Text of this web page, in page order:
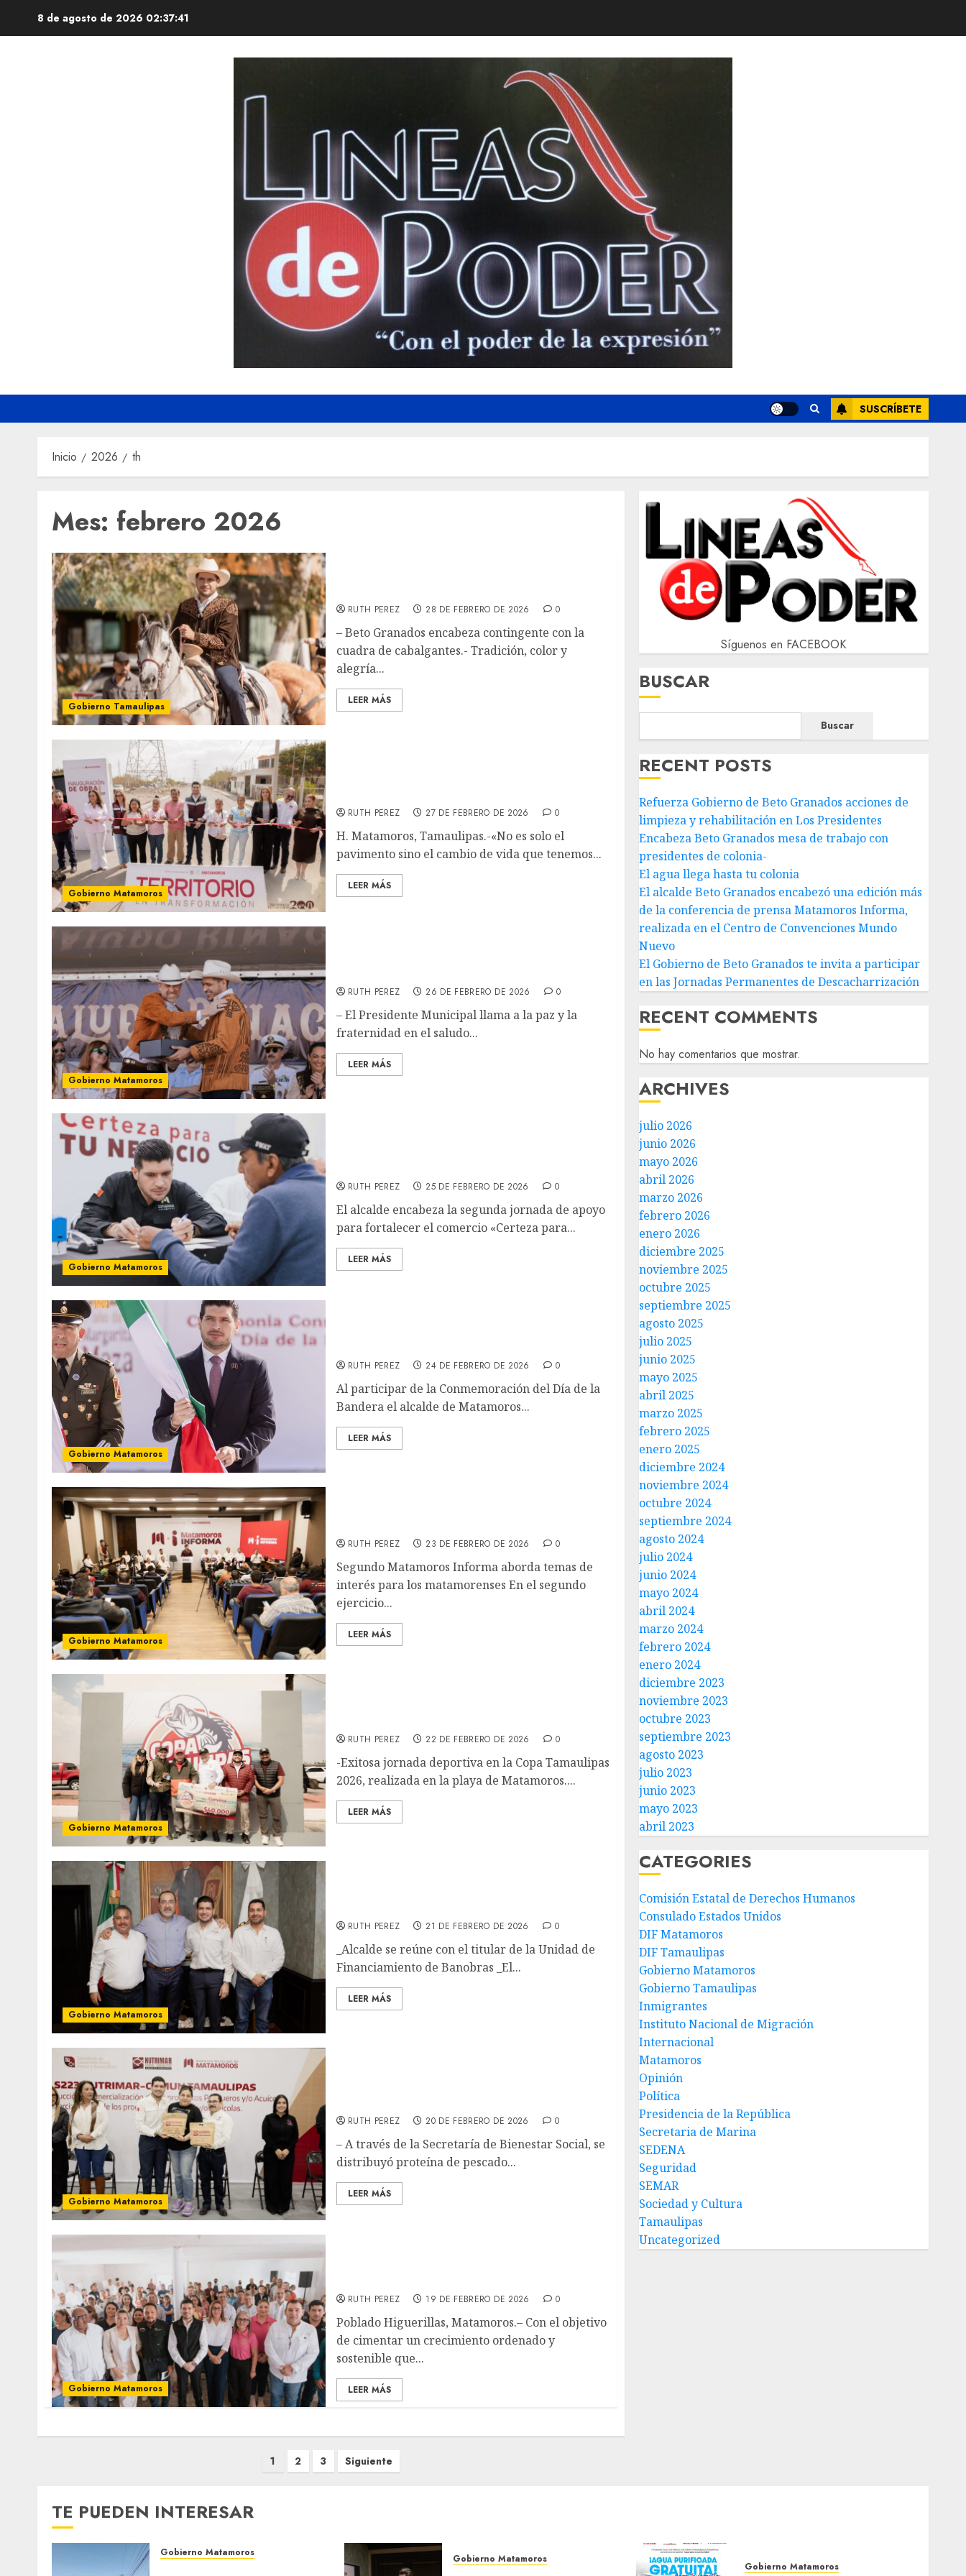
8 de agosto de 2026 02:37:42
SUSCRÍBETE
Inicio 2026 th
Mes: febrero 2026
Gobierno Tamaulipas
RUTH PEREZ 28 DE FEBRERO DE 2026 0
– Beto Granados encabeza contingente con la
cuadra de cabalgantes.- Tradición, color y
alegría...
LEER MÁS
Gobierno Matamoros
RUTH PEREZ 27 DE FEBRERO DE 2026 0
H. Matamoros, Tamaulipas.-«No es solo el
pavimento sino el cambio de vida que tenemos...
LEER MÁS
Gobierno Matamoros
RUTH PEREZ 26 DE FEBRERO DE 2026 0
– El Presidente Municipal llama a la paz y la
fraternidad en el saludo...
LEER MÁS
Gobierno Matamoros
RUTH PEREZ 25 DE FEBRERO DE 2026 0
El alcalde encabeza la segunda jornada de apoyo
para fortalecer el comercio «Certeza para...
LEER MÁS
Gobierno Matamoros
RUTH PEREZ 24 DE FEBRERO DE 2026 0
Al participar de la Conmemoración del Día de la
Bandera el alcalde de Matamoros...
LEER MÁS
Gobierno Matamoros
RUTH PEREZ 23 DE FEBRERO DE 2026 0
Segundo Matamoros Informa aborda temas de
interés para los matamorenses En el segundo
ejercicio...
LEER MÁS
Gobierno Matamoros
RUTH PEREZ 22 DE FEBRERO DE 2026 0
-Exitosa jornada deportiva en la Copa Tamaulipas
2026, realizada en la playa de Matamoros....
LEER MÁS
Gobierno Matamoros
RUTH PEREZ 21 DE FEBRERO DE 2026 0
_Alcalde se reúne con el titular de la Unidad de
Financiamiento de Banobras _El...
LEER MÁS
Gobierno Matamoros
RUTH PEREZ 20 DE FEBRERO DE 2026 0
– A través de la Secretaría de Bienestar Social, se
distribuyó proteína de pescado...
LEER MÁS
Gobierno Matamoros
RUTH PEREZ 19 DE FEBRERO DE 2026 0
Poblado Higuerillas, Matamoros.– Con el objetivo
de cimentar un crecimiento ordenado y
sostenible que...
LEER MÁS
entradas
1 2 3 Siguiente
Síguenos en FACEBOOK
BUSCAR
Buscar
RECENT POSTS
Refuerza Gobierno de Beto Granados acciones de
limpieza y rehabilitación en Los Presidentes
Encabeza Beto Granados mesa de trabajo con
presidentes de colonia-
El agua llega hasta tu colonia
El alcalde Beto Granados encabezó una edición más
de la conferencia de prensa Matamoros Informa,
realizada en el Centro de Convenciones Mundo
Nuevo
El Gobierno de Beto Granados te invita a participar
en las Jornadas Permanentes de Descacharrización
RECENT COMMENTS
No hay comentarios que mostrar.
ARCHIVES
julio 2026
junio 2026
mayo 2026
abril 2026
marzo 2026
febrero 2026
enero 2026
diciembre 2025
noviembre 2025
octubre 2025
septiembre 2025
agosto 2025
julio 2025
junio 2025
mayo 2025
abril 2025
marzo 2025
febrero 2025
enero 2025
diciembre 2024
noviembre 2024
octubre 2024
septiembre 2024
agosto 2024
julio 2024
junio 2024
mayo 2024
abril 2024
marzo 2024
febrero 2024
enero 2024
diciembre 2023
noviembre 2023
octubre 2023
septiembre 2023
agosto 2023
julio 2023
junio 2023
mayo 2023
abril 2023
CATEGORIES
Comisión Estatal de Derechos Humanos
Consulado Estados Unidos
DIF Matamoros
DIF Tamaulipas
Gobierno Matamoros
Gobierno Tamaulipas
Inmigrantes
Instituto Nacional de Migración
Internacional
Matamoros
Opinión
Política
Presidencia de la República
Secretaria de Marina
SEDENA
Seguridad
SEMAR
Sociedad y Cultura
Tamaulipas
Uncategorized
TE PUEDEN INTERESAR
Gobierno Matamoros Gobierno Matamoros
Gobierno Matamoros